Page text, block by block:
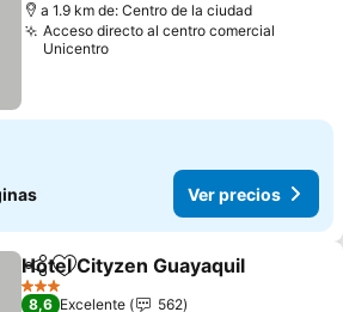
a 1.9 km de: Centro de la ciudad
Acceso directo al centro comercial
Unicentro
Ver precios
CompartirAgregar a favoritos
Hotel Cityzen Guayaquil
3 Estrellas
8,6 Excelente
562